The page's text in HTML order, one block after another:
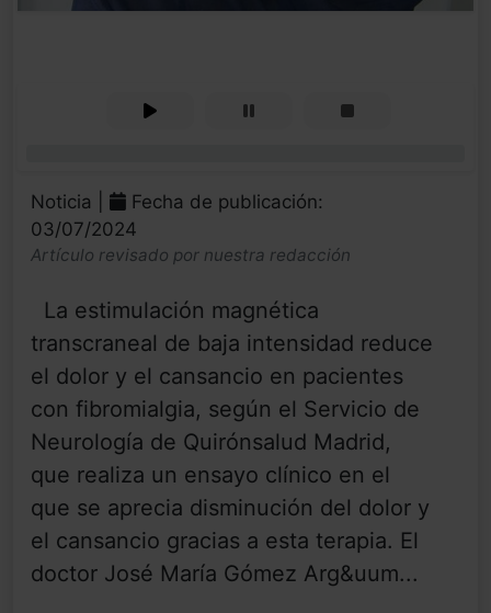
Noticia |
Fecha de publicación:
03/07/2024
Artículo revisado por nuestra redacción
La estimulación magnética
transcraneal de baja intensidad reduce
el dolor y el cansancio en pacientes
con fibromialgia, según el Servicio de
Neurología de Quirónsalud Madrid,
que realiza un ensayo clínico en el
que se aprecia disminución del dolor y
el cansancio gracias a esta terapia. El
doctor José María Gómez Arg&uum...